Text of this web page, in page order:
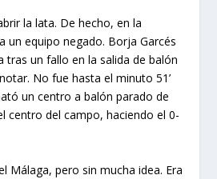
la lata. De hecho, en la
un equipo negado. Borja Garcés
tras un fallo en la salida de balón
No fue hasta el minuto 51’
un centro a balón parado de
centro del campo, haciendo el 0-
Málaga, pero sin mucha idea. Era